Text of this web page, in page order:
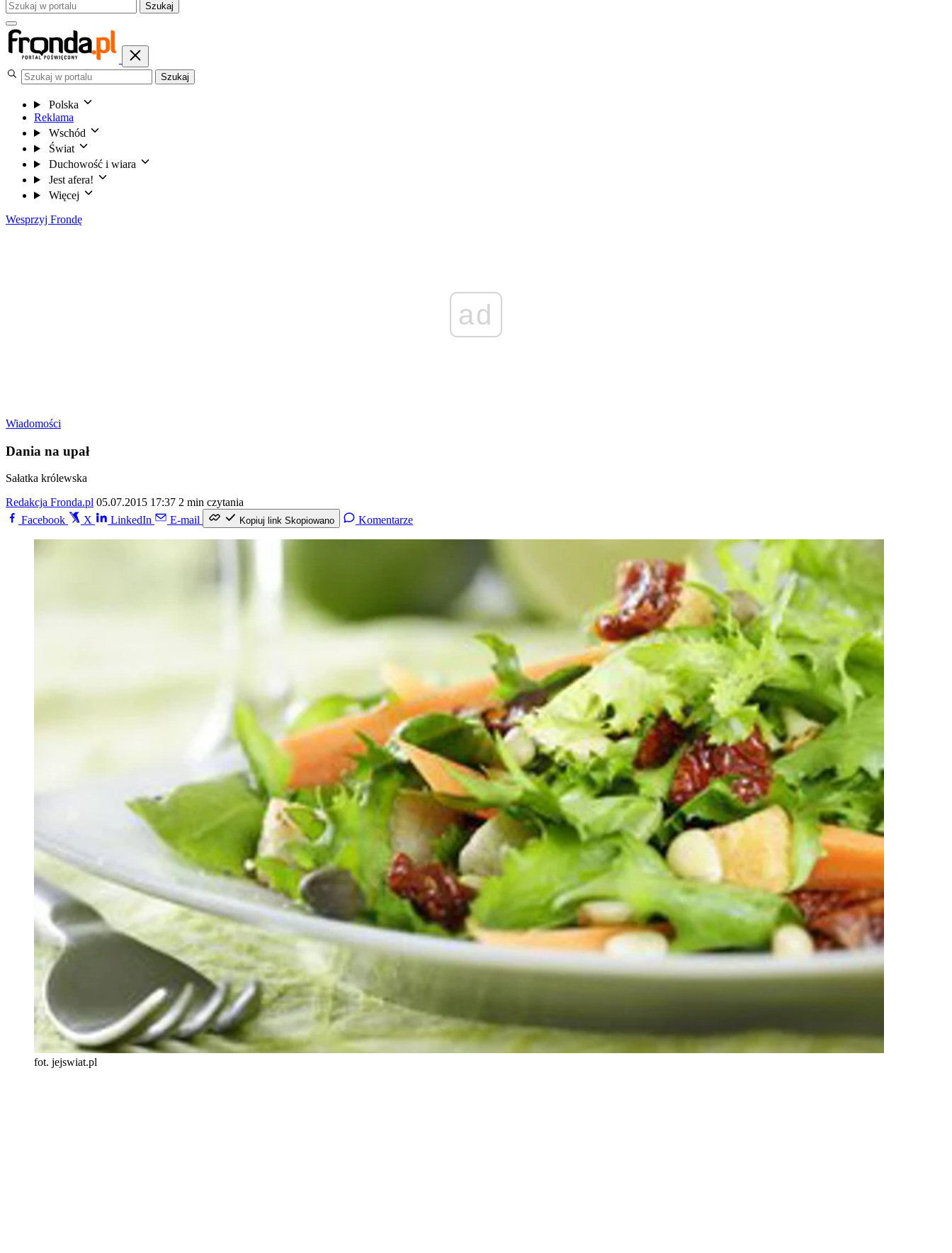
Szukaj
Szukaj
Polska
Reklama
Wschód
Świat
Duchowość i wiara
Jest afera!
Więcej
Wesprzyj Frondę
ad
Wiadomości
Dania na upał
Sałatka królewska
Redakcja Fronda.pl 05.07.2015 17:37 2 min czytania
Facebook
X LinkedIn E-mail Kopiuj link Skopiowano Komentarze
fot. jejswiat.pl